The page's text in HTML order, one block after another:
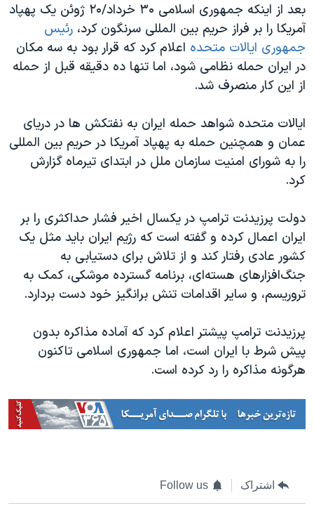
بعد از اینکه جمهوری اسلامی ۳۰ خرداد/۲۰ ژوئن یک پهپاد
آمریکا را بر فراز حریم بین المللی سرنگون کرد، رئیس
جمهوری ایالات متحده اعلام کرد که قرار بود به سه مکان
در ایران حمله نظامی شود، اما تنها ده دقیقه قبل از حمله
از این کار منصرف شد.
ایالات متحده شواهد حمله ایران به نفتکش ها در دریای
عمان و همچنین حمله به پهپاد آمریکا در حریم بین المللی
را به شورای امنیت سازمان ملل در ابتدای تیرماه گزارش
کرد.
دولت پرزیدنت ترامپ در یکسال اخیر فشار حداکثری را بر
ایران اعمال کرده و گفته است که رژیم ایران باید مثل یک
کشور عادی رفتار کند و از تلاش برای دستیابی به
جنگ‌افزارهای هسته‌ای، برنامه گسترده موشکی، کمک به
تروریسم، و سایر اقدامات تنش برانگیز خود دست بردارد.
پرزیدنت ترامپ پیشتر اعلام کرد که آماده مذاکره بدون
پیش شرط با ایران است، اما جمهوری اسلامی تاکنون
هرگونه مذاکره را رد کرده است.
اشتراک Follow us